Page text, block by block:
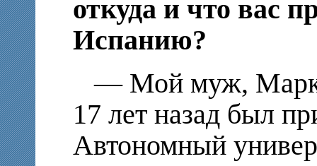
откуда и что вас
Испанию?
— Мой муж, Марк
17 лет назад был
Автономный